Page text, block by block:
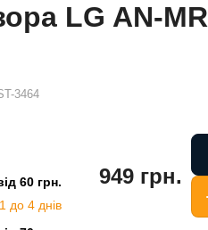
LG AN-
3464
60 грн.
до 4 днів
949 грн.